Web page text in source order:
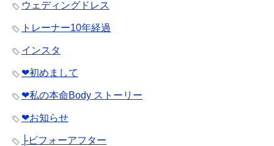
ウェディングドレス
トレーナー10年経過
インスタ
❤︎初めまして
❤︎私の本命Body ストーリー
❤︎お知らせ
├ビフォーアフター